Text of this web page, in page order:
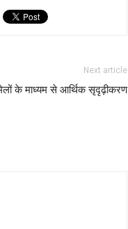
Next article
के माध्यम से आर्थिक सृदृढ़ीकरण